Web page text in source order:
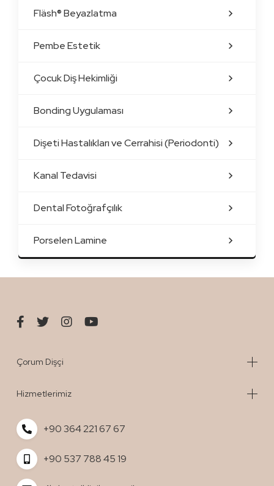
Fläsh® Beyazlatma
Pembe Estetik
Çocuk Diş Hekimliği
Bonding Uygulaması
Dişeti Hastalıkları ve Cerrahisi (Periodonti)
Kanal Tedavisi
Dental Fotoğrafçılık
Porselen Lamine
Çorum Dişçi
Hizmetlerimiz
+90 364 221 67 67
+90 537 788 45 19